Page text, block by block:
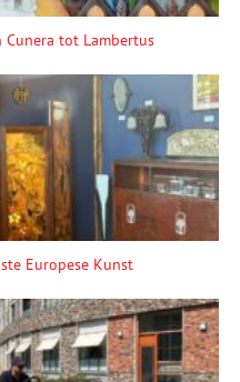
Cunera tot Lambertus
Europese Kunst